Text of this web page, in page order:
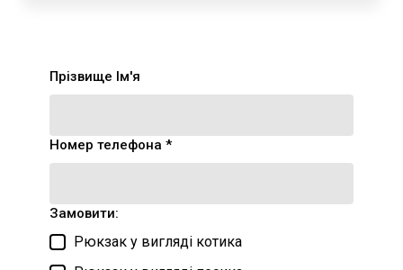
Прізвище Ім'я
Номер телефона *
Замовити:
Рюкзак у вигляді котика